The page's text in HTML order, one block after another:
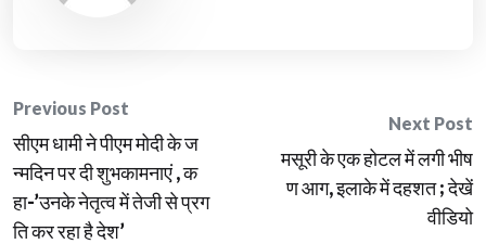
Post
navigation
Previous Post
सीएम धामी ने पीएम मोदी के ज
न्मदिन पर दी शुभकामनाएं , क
हा-’उनके नेतृत्व में तेजी से प्रग
ति कर रहा है देश’
Next Post
मसूरी के एक होटल में लगी भीष
ण आग, इलाके में दहशत ; देखें
वीडियो